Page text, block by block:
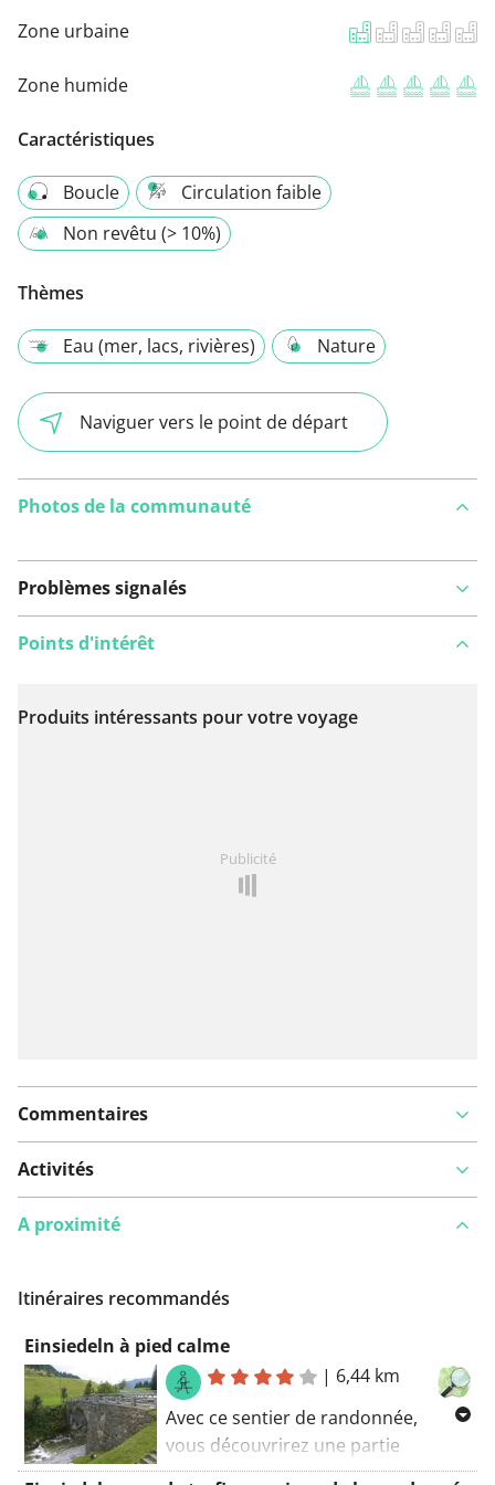
Zone urbaine
Zone humide
Caractéristiques
Boucle
Circulation faible
Non revêtu (> 10%)
Thèmes
Eau (mer, lacs, rivières) Nature
Naviguer vers le point de départ
Photos de la communauté
Problèmes signalés
Voir sur la carte
Points d'intérêt
Produits intéressants pour votre voyage
Publicité
Commentaires
Activités
A proximité
Itinéraires recommandés
Einsiedeln à pied calme
| 6,44 km
Avec ce sentier de randonnée,
vous découvrirez une partie
d’Einsiedeln. Profitez et découvrez la